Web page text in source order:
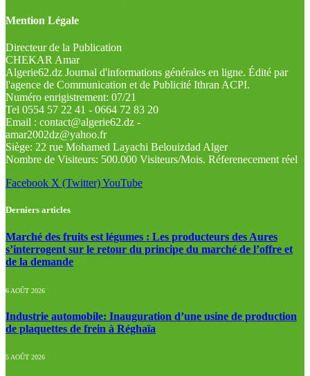
Mention Légale
Directeur de la Publication
CHEKAR Amar
Algerie62.dz Journal d'informations générales en ligne. Édité par
l'agence de Communication et de Publicité Ithran ACPI.
Numéro enrigistrement: 07/21
Tel 0554 57 22 41 - 0664 72 83 20
Email : contact@algerie62.dz -
amar2002dz@yahoo.fr
Siège: 22 rue Mohamed Layachi Belouizdad Alger
Nombre de Visiteurs: 500.000 Visiteurs/Mois. Réferenecement réel
Facebook X (Twitter)YouTube
Derniers articles
Marché des fruits est légumes : Les producteurs des Aures
s’interrogent sur le retour du principe du marché de l’offre et
de la demande
6 AOÛT 2026
Industrie automobile: Inauguration d’une usine de production
de plaquettes de frein à Réghaïa
5 AOÛT 2026